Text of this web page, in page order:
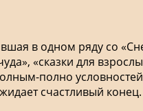
в одном ряду со
«сказки для
полно
счастливый